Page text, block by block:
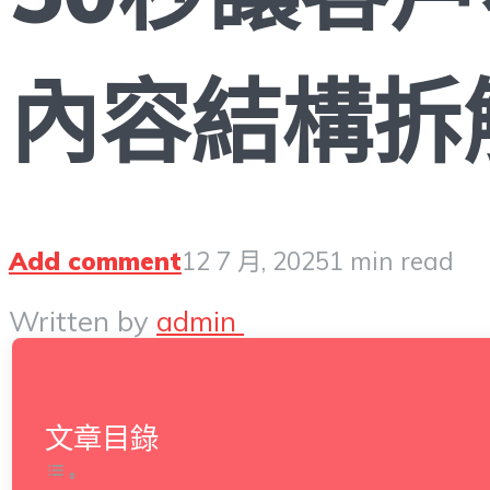
內容結構
Add comment12 7 月, 20251 min read
Written by admin
文章目錄